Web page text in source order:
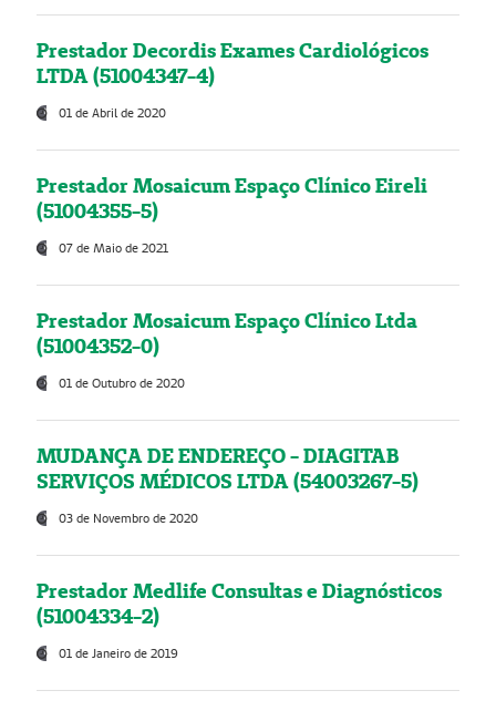
Prestador Decordis Exames Cardiológicos
LTDA (51004347-4)
01 de Abril de 2020
Prestador Mosaicum Espaço Clínico Eireli
(51004355-5)
07 de Maio de 2021
Prestador Mosaicum Espaço Clínico Ltda
(51004352-0)
01 de Outubro de 2020
MUDANÇA DE ENDEREÇO - DIAGITAB
SERVIÇOS MÉDICOS LTDA (54003267-5)
03 de Novembro de 2020
Prestador Medlife Consultas e Diagnósticos
(51004334-2)
01 de Janeiro de 2019